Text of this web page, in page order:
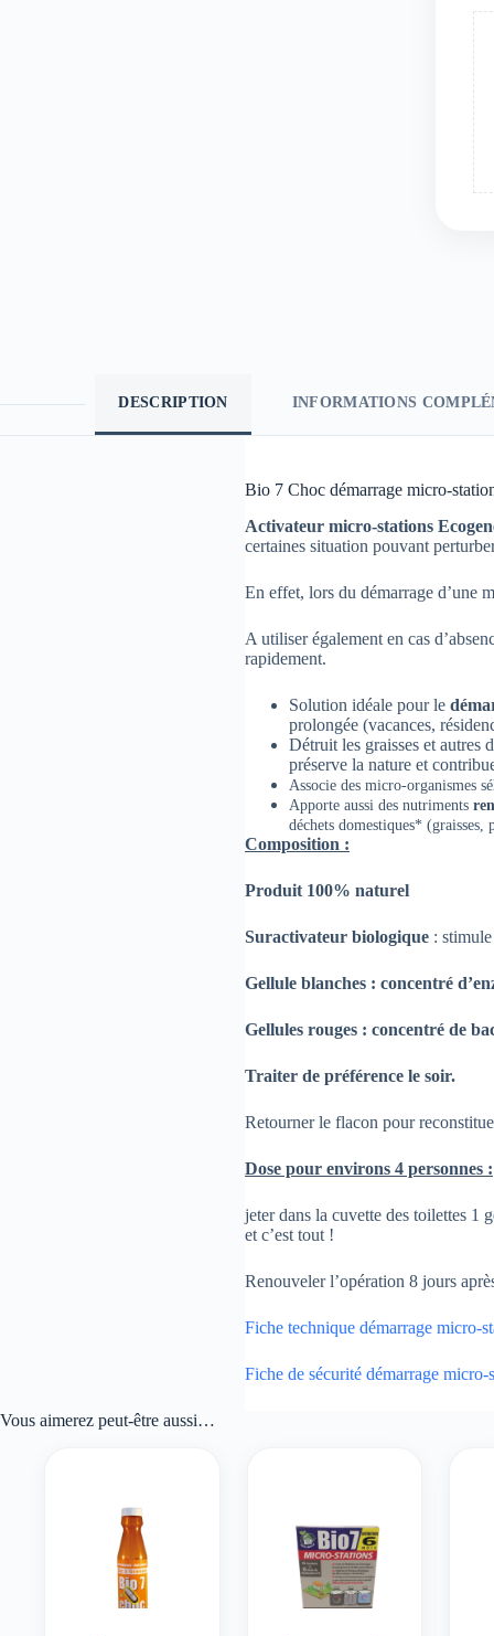
DESCRIPTION INFORMATIONS
Bio 7 Choc démarrage micro-
Activateur micro-stations
certaines situation pouvant
En effet, lors du démarrage d’une
A utiliser également en cas
rapidement.
Solution idéale pour le
prolongée (vacances,
Détruit les graisses et autres
préserve la nature et
Associe des micro-organismes
Apporte aussi des nutriments
déchets domestiques* (graisses,
Composition :
Produit 100% naturel
Suractivateur biologique :
Gellule blanches : concentré
Gellules rouges : concentré de
Traiter de préférence le soir.
Retourner le flacon pour
Dose pour environs 4 personnes :
jeter dans la cuvette des toilettes 1
et c’est tout !
Renouveler l’opération 8 jours
Fiche technique démarrage micro-
Fiche de sécurité démarrage micro-
Vous aimerez peut-être aussi…